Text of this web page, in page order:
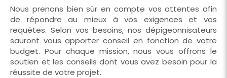
Nous prenons bien sûr en compte vos attentes afin
de répondre au mieux à vos exigences et vos
requêtes. Selon vos besoins, nos dépigeonnisateurs
sauront vous apporter conseil en fonction de votre
budget. Pour chaque mission, nous vous offrons le
soutien et les conseils dont vous avez besoin pour la
réussite de votre projet.